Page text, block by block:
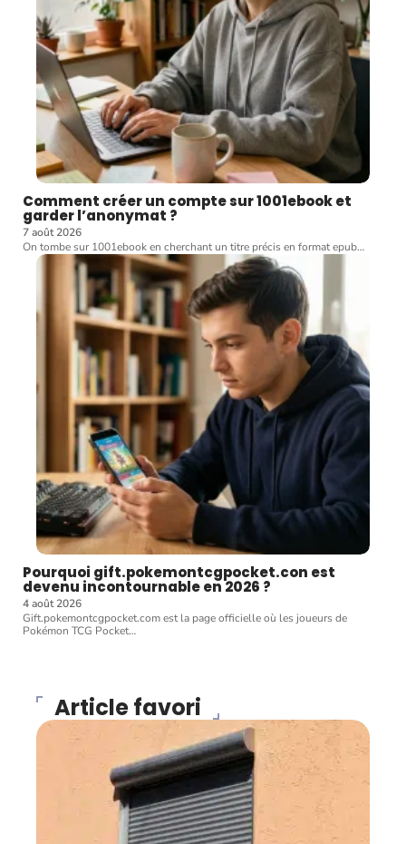
Comment créer un compte sur 1001ebook et
garder l’anonymat ?
7 août 2026
On tombe sur 1001ebook en cherchant un titre précis en format epub…
Pourquoi gift.pokemontcgpocket.con est
devenu incontournable en 2026 ?
4 août 2026
Gift.pokemontcgpocket.com est la page officielle où les joueurs de
Pokémon TCG Pocket…
Article favori